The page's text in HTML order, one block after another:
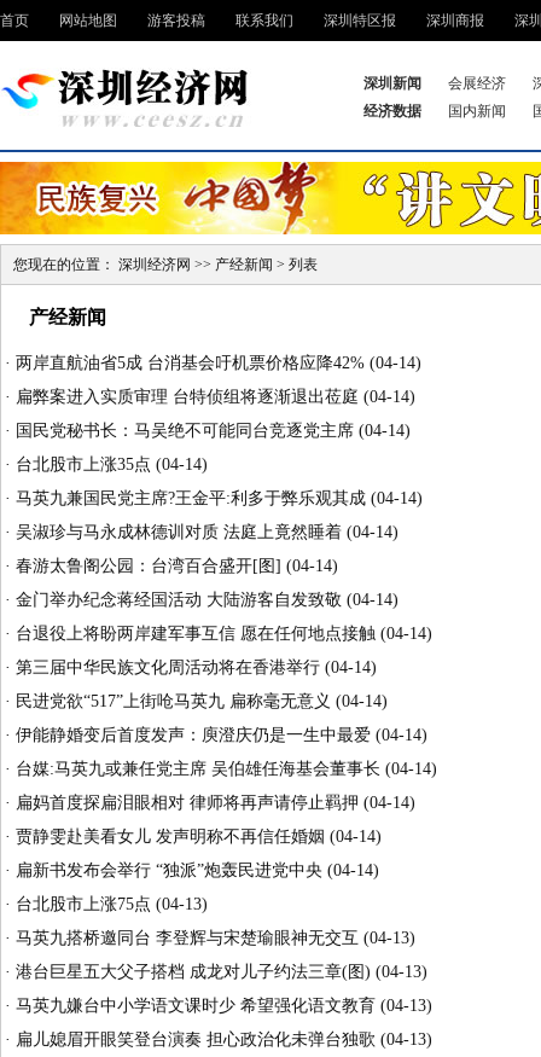
首页 网站地图 游客投稿 联系我们 深圳特区报 深圳商报 深
深圳新闻 会展经济
经济数据
国内新闻
您现在的位置： 深圳经济网 >> 产经新闻 > 列表
产经新闻
· 两岸直航油省5成 台消基会吁机票价格应降42% (04-14)
· 扁弊案进入实质审理 台特侦组将逐渐退出莅庭 (04-14)
· 国民党秘书长：马吴绝不可能同台竞逐党主席 (04-14)
· 台北股市上涨35点 (04-14)
· 马英九兼国民党主席?王金平:利多于弊乐观其成 (04-14)
· 吴淑珍与马永成林德训对质 法庭上竟然睡着 (04-14)
· 春游太鲁阁公园：台湾百合盛开[图] (04-14)
· 金门举办纪念蒋经国活动 大陆游客自发致敬 (04-14)
· 台退役上将盼两岸建军事互信 愿在任何地点接触 (04-14)
· 第三届中华民族文化周活动将在香港举行 (04-14)
· 民进党欲“517”上街呛马英九 扁称毫无意义 (04-14)
· 伊能静婚变后首度发声：庾澄庆仍是一生中最爱 (04-14)
· 台媒:马英九或兼任党主席 吴伯雄任海基会董事长 (04-14)
· 扁妈首度探扁泪眼相对 律师将再声请停止羁押 (04-14)
· 贾静雯赴美看女儿 发声明称不再信任婚姻 (04-14)
· 扁新书发布会举行 “独派”炮轰民进党中央 (04-14)
· 台北股市上涨75点 (04-13)
· 马英九搭桥邀同台 李登辉与宋楚瑜眼神无交互 (04-13)
· 港台巨星五大父子搭档 成龙对儿子约法三章(图) (04-13)
· 马英九嫌台中小学语文课时少 希望强化语文教育 (04-13)
· 扁儿媳眉开眼笑登台演奏 担心政治化未弹台独歌 (04-13)